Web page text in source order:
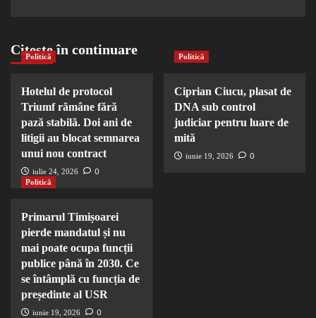
Citește în continuare
Politică
Hotelul de protocol
Triumf rămâne fără
pază stabilă. Doi ani de
litigii au blocat semnarea
unui nou contract
iulie 24, 2026 0
Politică
Ciprian Ciucu, plasat de
DNA sub control
judiciar pentru luare de
mită
iunie 19, 2026 0
Politică
Primarul Timișoarei
pierde mandatul și nu
mai poate ocupa funcții
publice până în 2030. Ce
se întâmplă cu funcția de
președinte al USR
iunie 19, 2026 0